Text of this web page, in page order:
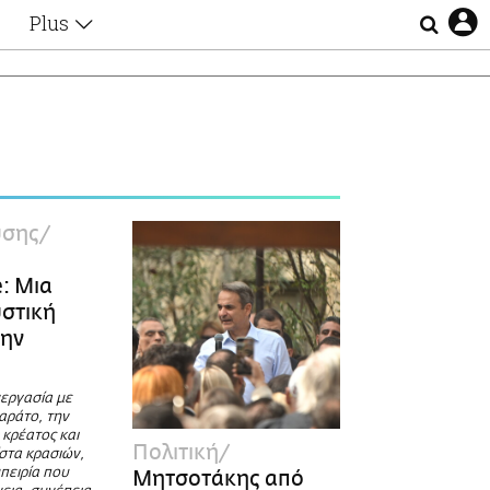
Plus
Οι Αθηναίοι
Lgbtqi+
Επιλογές
Μια
με
την
και
κρασιών,
που
Πολιτική
Μητσοτάκης από